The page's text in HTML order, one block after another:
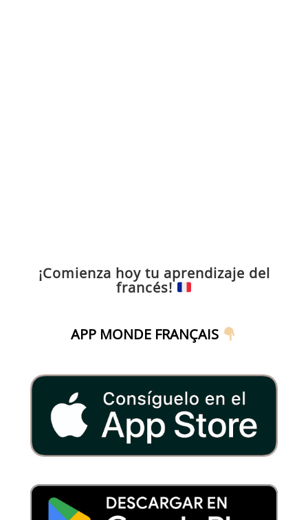
¡Comienza hoy tu aprendizaje del
francés!
APP MONDE FRANÇAIS